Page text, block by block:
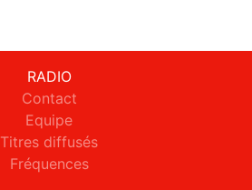
RADIO
Contact
Equipe
Titres diffusés
Fréquences